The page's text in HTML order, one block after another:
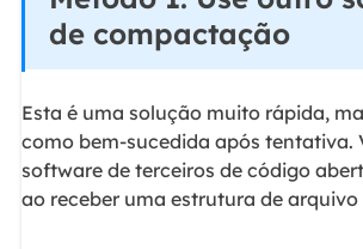
de compactação
Esta é uma solução muito rápida,
como bem-sucedida após tentativa.
software de terceiros de código
ao receber uma estrutura de